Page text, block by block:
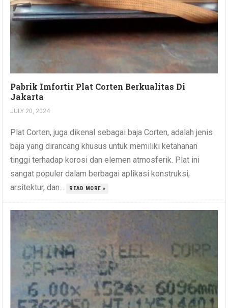
Pabrik Imfortir Plat Corten Berkualitas Di
Jakarta
JULY 20, 2024
Plat Corten, juga dikenal sebagai baja Corten, adalah jenis
baja yang dirancang khusus untuk memiliki ketahanan
tinggi terhadap korosi dan elemen atmosferik. Plat ini
sangat populer dalam berbagai aplikasi konstruksi,
arsitektur, dan...
READ MORE »